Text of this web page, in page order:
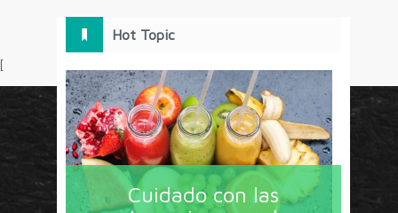
Hot Topic
Cuidado con las
[
Circulo Marketing concentra lo último en estrategias,
herramientas y tendencias con un enfoque en México
y América Latina. La revista contiene lo imprescindible